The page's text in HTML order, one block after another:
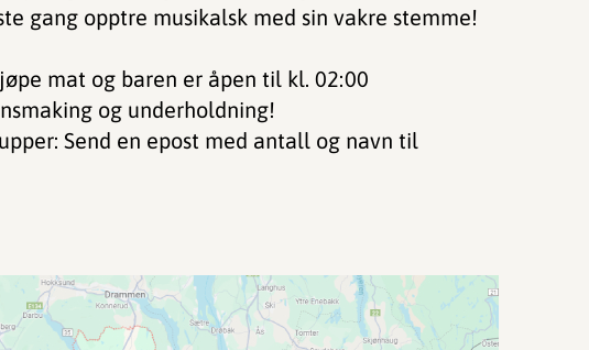
gang opptre musikalsk med sin vakre stemme!
mat og baren er åpen til kl. 02:00
og underholdning!
Send en epost med antall og navn til